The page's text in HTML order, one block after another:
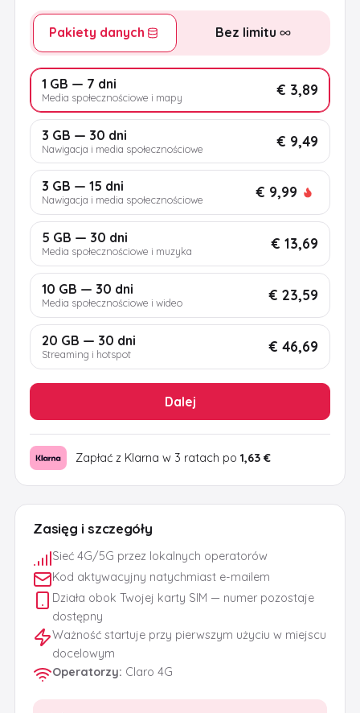
Zasięg i szczegóły
Sieć 4G/5G przez lokalnych operatorów
Kod aktywacyjny natychmiast e-mailem
Działa obok Twojej karty SIM — numer pozostaje
dostępny
Ważność startuje przy pierwszym użyciu w miejscu
docelowym
Operatorzy: Claro 4G
Pakiety danych Bez limitu
1 GB — 7 dni
Media społecznościowe i mapy € 3,89
3 GB — 30 dni
Nawigacja i media społecznościowe € 9,49
3 GB — 15 dni
Nawigacja i media społecznościowe € 9,99
5 GB — 30 dni
Media społecznościowe i muzyka € 13,69
10 GB — 30 dni
Media społecznościowe i wideo € 23,59
20 GB — 30 dni
Streaming i hotspot € 46,69
Dalej
Zapłać z Klarna w 3 ratach po 1,63 €